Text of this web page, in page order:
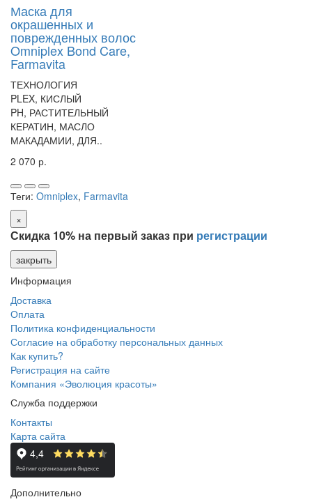
Маска для
окрашенных и
поврежденных волос
Omniplex Bond Care,
Farmavita
ТЕХНОЛОГИЯ
PLEX, КИСЛЫЙ
PH, РАСТИТЕЛЬНЫЙ
КЕРАТИН, МАСЛО
МАКАДАМИИ, ДЛЯ..
2 070 р.
Теги: Omniplex, Farmavita
×
Скидка 10% на первый заказ при регистрации
закрыть
Информация
Доставка
Оплата
Политика конфиденциальности
Согласие на обработку персональных данных
Как купить?
Регистрация на сайте
Компания «Эволюция красоты»
Служба поддержки
Контакты
Карта сайта
Дополнительно